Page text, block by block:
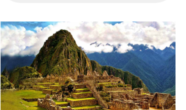
- Salidas: Diarias
- Ruta: 1 noche Santa Cruz, 1 noche Sucre, 2
noches Uyuni, 2 noches La Paz, 2 noches
Puno, 3 noches Cusco, 1 noche Urubamba, 1
noche Lima
- Categoría hotelera: Standard o Superior
- Régimen: Alojamiento y desayuno